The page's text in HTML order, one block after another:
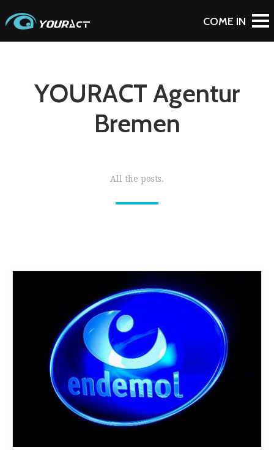
YOURACT Agentur
Bremen
All the posts.